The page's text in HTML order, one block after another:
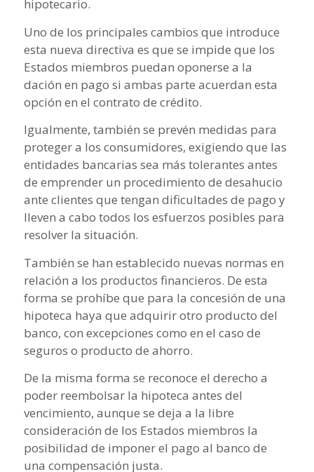
hipotecario.
Uno de los principales cambios que introduce
esta nueva directiva es que se impide que los
Estados miembros puedan oponerse a la
dación en pago si ambas parte acuerdan esta
opción en el contrato de crédito.
Igualmente, también se prevén medidas para
proteger a los consumidores, exigiendo que las
entidades bancarias sea más tolerantes antes
de emprender un procedimiento de desahucio
ante clientes que tengan dificultades de pago y
lleven a cabo todos los esfuerzos posibles para
resolver la situación.
También se han establecido nuevas normas en
relación a los productos financieros. De esta
forma se prohíbe que para la concesión de una
hipoteca haya que adquirir otro producto del
banco, con excepciones como en el caso de
seguros o producto de ahorro.
De la misma forma se reconoce el derecho a
poder reembolsar la hipoteca antes del
vencimiento, aunque se deja a la libre
consideración de los Estados miembros la
posibilidad de imponer el pago al banco de
una compensación justa.